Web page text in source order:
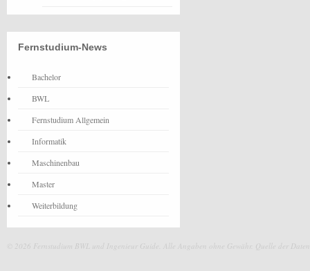
Fernstudium-News
Bachelor
BWL
Fernstudium Allgemein
Informatik
Maschinenbau
Master
Weiterbildung
© 2026 Fernstudium BWL und Ingenieur Guide. Alle Angaben ohne Gewähr. Quelle der